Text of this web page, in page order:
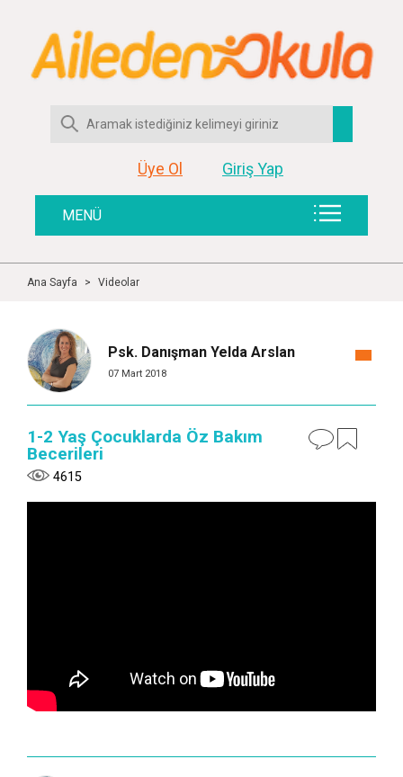
Üye Ol Giriş Yap
MENÜ
Ana Sayfa > Videolar
Psk. Danışman Yelda Arslan
07 Mart 2018
1-2 Yaş Çocuklarda Öz Bakım
Becerileri
4615